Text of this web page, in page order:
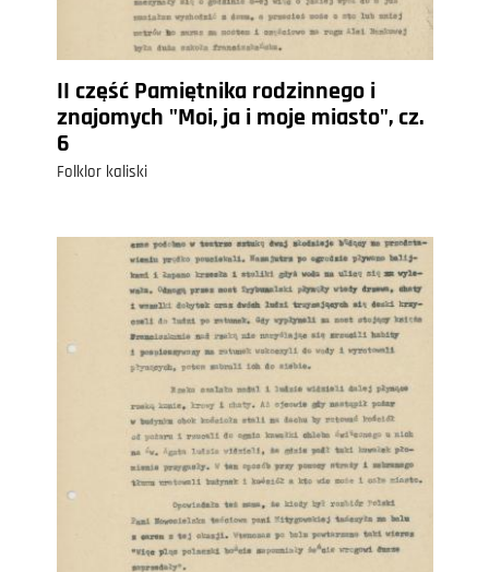
II część Pamiętnika rodzinnego i
znajomych "Moi, ja i moje miasto", cz.
6
Folklor kaliski